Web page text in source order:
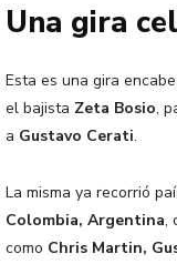
Una gira
Esta es una gira
el bajista Zeta Bosio,
a Gustavo Cerati.
La misma ya recorrió
Colombia, Argentina,
como Chris Martin,